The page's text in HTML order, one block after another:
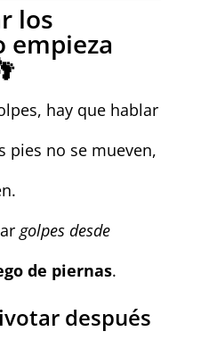
los
empieza
hay que hablar
pies no se mueven,
golpes desde
de piernas.
después